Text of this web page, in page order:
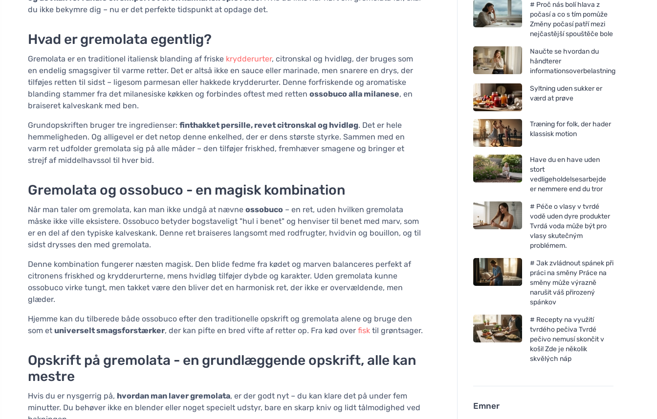
du ikke bekymre dig – nu er det perfekte tidspunkt at opdage det.
Hvad er gremolata egentlig?
Gremolata er en traditionel italiensk blanding af friske krydderurter, citronskal og hvidløg, der bruges som
en endelig smagsgiver til varme retter. Det er altså ikke en sauce eller marinade, men snarere en drys, der
tilføjes retten til sidst – ligesom parmesan eller hakkede krydderurter. Denne forfriskende og aromatiske
blanding stammer fra det milanesiske køkken og forbindes oftest med retten ossobuco alla milanese, en
braiseret kalveskank med ben.
Grundopskriften bruger tre ingredienser: finthakket persille, revet citronskal og hvidløg. Det er hele
hemmeligheden. Og alligevel er det netop denne enkelhed, der er dens største styrke. Sammen med en
varm ret udfolder gremolata sig på alle måder – den tilføjer friskhed, fremhæver smagene og bringer et
strejf af middelhavssol til hver bid.
Gremolata og ossobuco - en magisk kombination
Når man taler om gremolata, kan man ikke undgå at nævne ossobuco – en ret, uden hvilken gremolata
måske ikke ville eksistere. Ossobuco betyder bogstaveligt "hul i benet" og henviser til benet med marv, som
er en del af den typiske kalveskank. Denne ret braiseres langsomt med rodfrugter, hvidvin og bouillon, og til
sidst drysses den med gremolata.
Denne kombination fungerer næsten magisk. Den blide fedme fra kødet og marven balanceres perfekt af
citronens friskhed og krydderurterne, mens hvidløg tilføjer dybde og karakter. Uden gremolata kunne
ossobuco virke tungt, men takket være den bliver det en harmonisk ret, der ikke er overvældende, men
glæder.
Hjemme kan du tilberede både ossobuco efter den traditionelle opskrift og gremolata alene og bruge den
som et universelt smagsforstærker, der kan pifte en bred vifte af retter op. Fra kød over fisk til grøntsager.
Opskrift på gremolata - en grundlæggende opskrift, alle kan
mestre
Hvis du er nysgerrig på, hvordan man laver gremolata, er der godt nyt – du kan klare det på under fem
minutter. Du behøver ikke en blender eller noget specielt udstyr, bare en skarp kniv og lidt tålmodighed ved
# Proč nás bolí hlava z
počasí a co s tím pomůže
Změny počasí patří mezi
nejčastější spouštěče bole
Naučte se hvordan du
håndterer
informationsoverbelastning
Syltning uden sukker er
værd at prøve
Træning for folk, der hader
klassisk motion
Have du en have uden
stort
vedligeholdelsesarbejde
er nemmere end du tror
# Péče o vlasy v tvrdé
vodě uden dyre produkter
Tvrdá voda může být pro
vlasy skutečným
problémem.
# Jak zvládnout spánek při
práci na směny Práce na
směny může výrazně
narušit váš přirozený
spánkov
# Recepty na využití
tvrdého pečiva Tvrdé
pečivo nemusí skončit v
koši! Zde je několik
skvělých náp
Emner